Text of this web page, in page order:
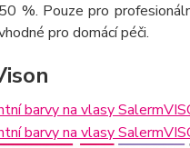
%. Pouze pro
pro domácí péči.